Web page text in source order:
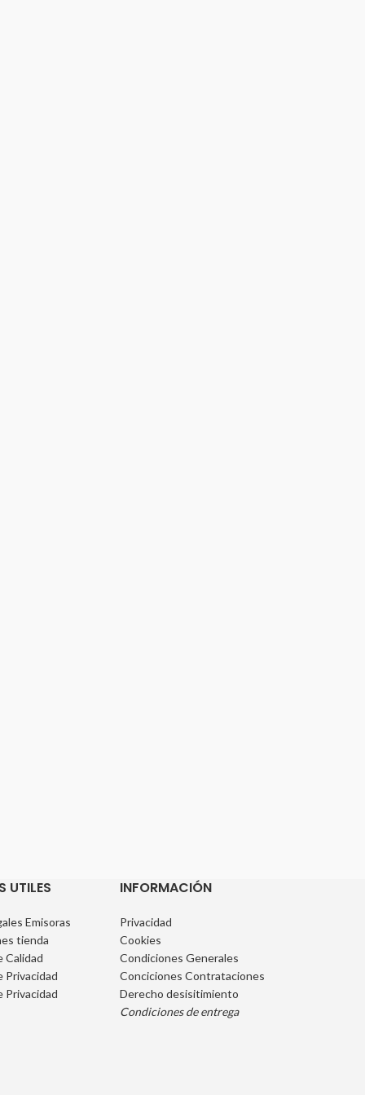
UTILES
Emisoras
tienda
Calidad
Privacidad
Privacidad
INFORMACIÓN
Privacidad
Cookies
Condiciones Generales
Conciciones Contrataciones
Derecho desisitimiento
Condiciones de entrega